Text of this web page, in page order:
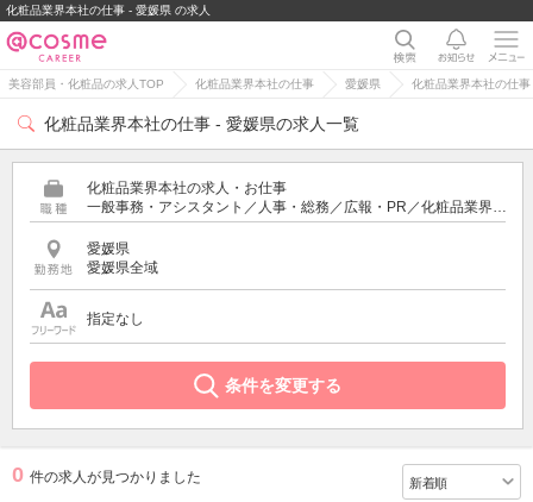
化粧品業界本社の仕事 - 愛媛県 の求人
美容部員・化粧品の求人TOP 化粧品業界本社の仕事 愛媛県 化粧品業界本社の仕
化粧品業界本社の仕事 - 愛媛県の求人一覧
化粧品業界本社の求人・お仕事
一般事務・アシスタント／人事・総務／広報・PR／化粧品業界の営業・スーパーバイザー／通販・ECサイト運営／商品企画・研究開発
愛媛県
愛媛県全域
指定なし
条件を変更する
0 件の求人が見つかりました